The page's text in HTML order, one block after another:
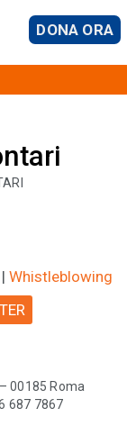
DONA ORA
| Whistleblowing
00185 Roma
687 7867